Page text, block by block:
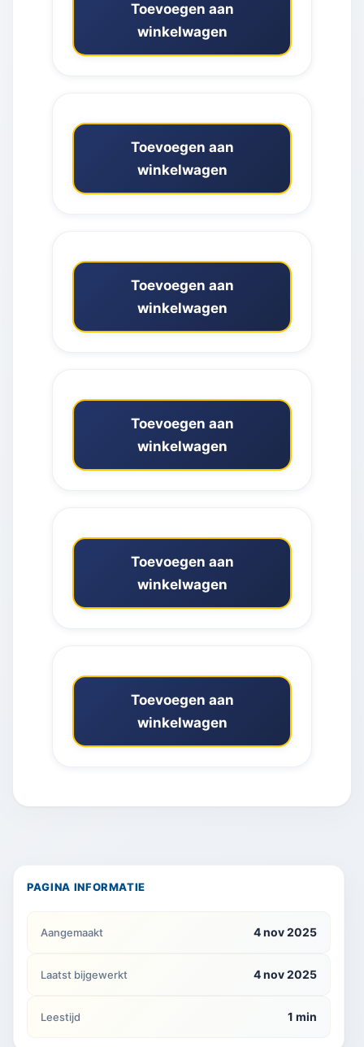
Toevoegen aan
winkelwagen
Toevoegen aan
winkelwagen
Toevoegen aan
winkelwagen
Toevoegen aan
winkelwagen
Toevoegen aan
winkelwagen
Toevoegen aan
winkelwagen
PAGINA INFORMATIE
Aangemaakt 4 nov 2025
Laatst bijgewerkt 4 nov 2025
Leestijd 1 min